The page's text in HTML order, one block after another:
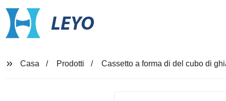
LEYO
Casa Prodotti Cassetto a forma di del cubo di